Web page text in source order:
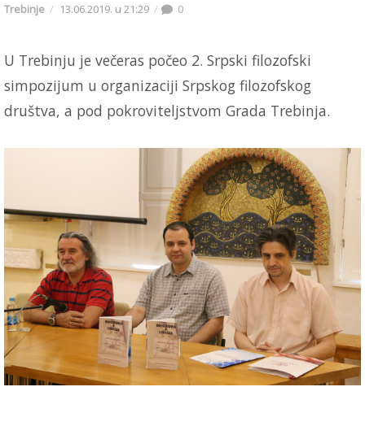
Trebinje 13.06.2019. u 21:29 0
U Trebinju je večeras počeo 2. Srpski filozofski
simpozijum u organizaciji Srpskog filozofskog
društva, a pod pokroviteljstvom Grada Trebinja.